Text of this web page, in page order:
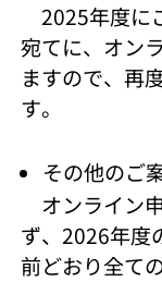
2025年度に
宛てに、オン
ますので、再
す。
その他のご
オンライン
ず、2026年度
前どおり全て